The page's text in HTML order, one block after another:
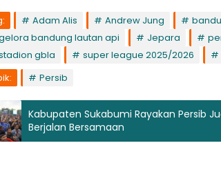
Adam Alis Andrew Jung
bandung lautan api
Jepara
gbla
super league 2025/2026
Persib
Kabupaten Sukabumi Rayakan Persib
Berjalan Bersamaan